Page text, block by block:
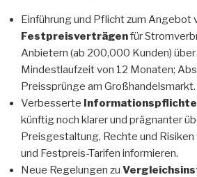
Einführung und Pflicht zum Angebot
Festpreisverträgenfür
Anbietern (ab 200,000 Kunden) über
Mindestlaufzeit von 12 Monaten;
Preissprünge am Großhandelsmarkt.
Verbesserte
künftig noch klarer und prägnanter
Preisgestaltung, Rechte und Risiken
und Festpreis-Tarifen informieren.
Neue Regelungen zu